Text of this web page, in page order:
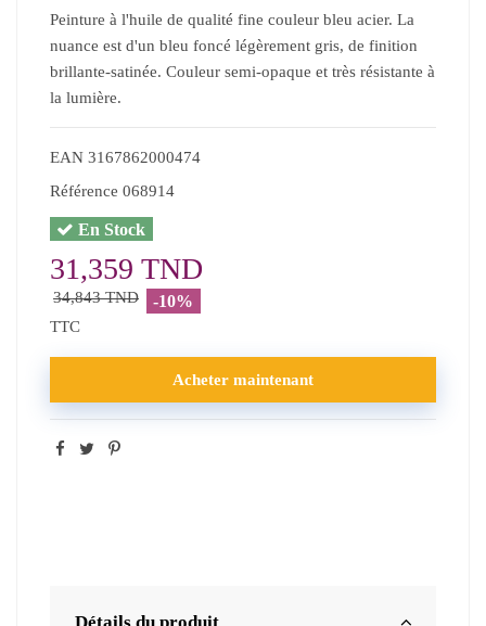
Peinture à l'huile de qualité fine couleur bleu acier. La
nuance est d'un bleu foncé légèrement gris, de finition
brillante-satinée. Couleur semi-opaque et très résistante à
la lumière.
EAN 3167862000474
Référence 068914
En Stock
31,359 TND
34,843 TND -10%
TTC
Acheter maintenant